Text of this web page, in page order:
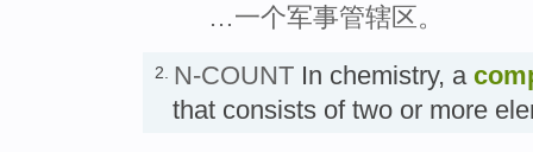
…一个军事管辖区。
2. N-COUNT In chemistry, a
that consists of two or more